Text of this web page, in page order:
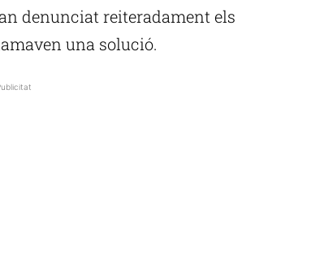
denunciat reiteradament els
una solució.